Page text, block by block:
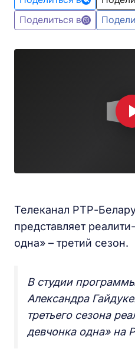
Поделиться в
Телеканал РТР-
представляет
одна» – третий сезон.
В студии
Александра
третьего сезона
девчонка одна» на